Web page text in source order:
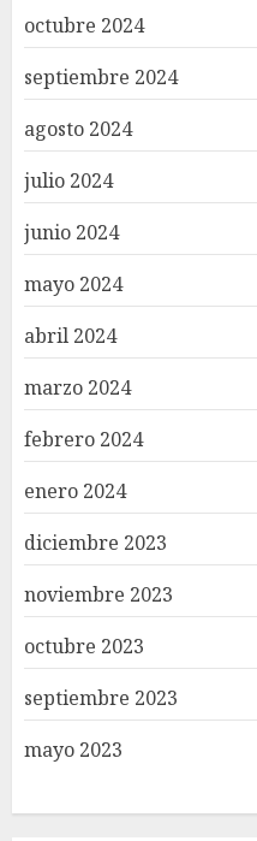
octubre 2024
septiembre 2024
agosto 2024
julio 2024
junio 2024
mayo 2024
abril 2024
marzo 2024
febrero 2024
enero 2024
diciembre 2023
noviembre 2023
octubre 2023
septiembre 2023
mayo 2023